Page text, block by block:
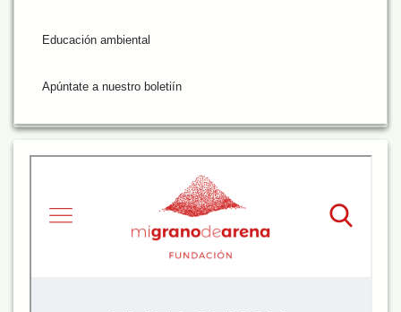
Educación ambiental
Apúntate a nuestro boletiín